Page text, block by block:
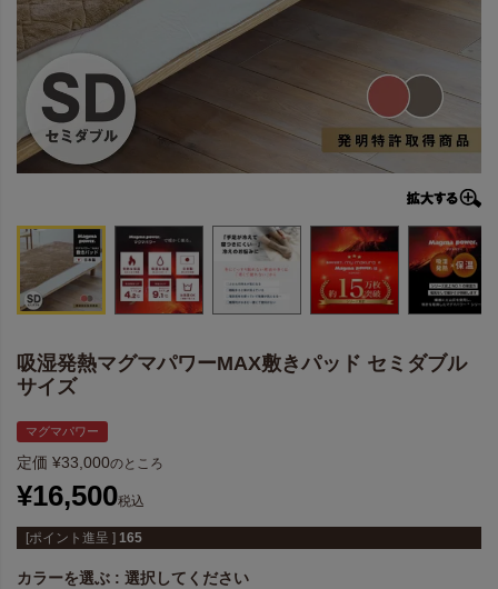
吸湿発熱マグマパワーMAX敷きパッド セミダブル
サイズ
マグマパワー
定価 ¥33,000のところ
¥16,500税込
[ポイント進呈 ] 165
カラーを選ぶ
選択してください